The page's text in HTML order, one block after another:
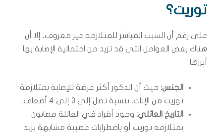
توريت؟
على رغم أن السبب المباشر للمتلازمة غير معروف، إلا أن
هناك بعض العوامل التي قد تزيد من احتمالية الإصابة بها
أبرزها:
الجنس: حيث أن الذكور أكثر عرضة للإصابة بمتلازمة
توريت من الإناث، بنسبة تصل إلى 3 إلى 4 أضعاف.
التاريخ العائلي: وجود أفراد في العائلة مصابون
بمتلازمة توريت أو باضطرابات عصبية مشابهة يزيد